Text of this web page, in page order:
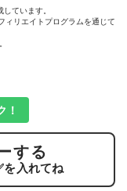
ています。
ィリエイトプログラムを通じて
！
する
を入れてね